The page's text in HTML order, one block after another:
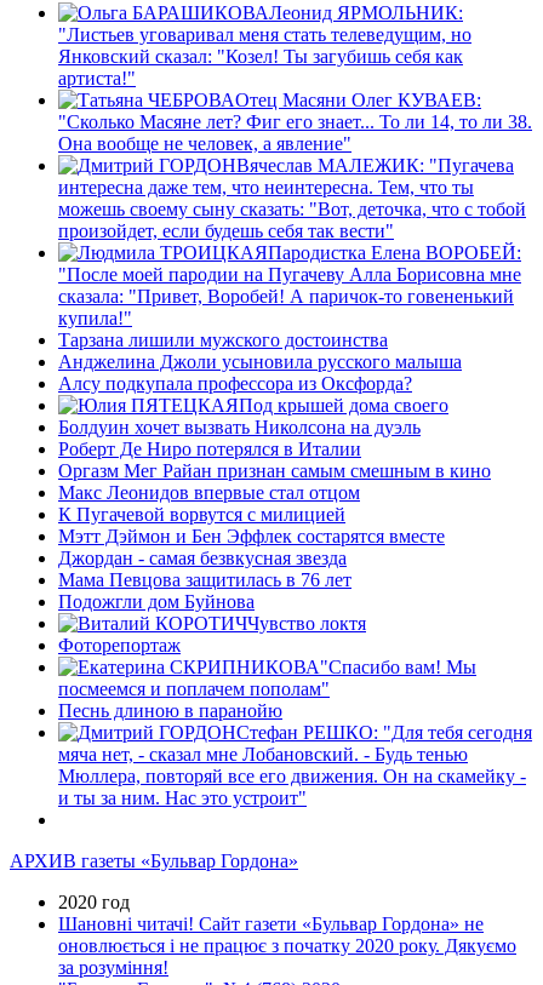
Леонид ЯРМОЛЬНИК:
"Листьев уговаривал меня стать телеведущим, но
Янковский сказал: "Козел! Ты загубишь себя как
артиста!"
Отец Масяни Олег КУВАЕВ:
"Сколько Масяне лет? Фиг его знает... То ли 14, то ли 38.
Она вообще не человек, а явление"
Вячеслав МАЛЕЖИК: "Пугачева
интересна даже тем, что неинтересна. Тем, что ты
можешь своему сыну сказать: "Вот, деточка, что с тобой
произойдет, если будешь себя так вести"
Пародистка Елена ВОРОБЕЙ:
"После моей пародии на Пугачеву Алла Борисовна мне
сказала: "Привет, Воробей! А паричок-то говененький
купила!"
Тарзана лишили мужского достоинства
Анджелина Джоли усыновила русского малыша
Алсу подкупала профессора из Оксфорда?
Под крышей дома своего
Болдуин хочет вызвать Николсона на дуэль
Роберт Де Ниро потерялся в Италии
Оргазм Мег Райан признан самым смешным в кино
Макс Леонидов впервые стал отцом
К Пугачевой ворвутся с милицией
Мэтт Дэймон и Бен Эффлек состарятся вместе
Джордан - самая безвкусная звезда
Мама Певцова защитилась в 76 лет
Подожгли дом Буйнова
Чувство локтя
Фоторепортаж
"Спасибо вам! Мы
посмеемся и поплачем пополам"
Песнь длиною в паранойю
Стефан РЕШКО: "Для тебя сегодня
мяча нет, - сказал мне Лобановский. - Будь тенью
Мюллера, повторяй все его движения. Он на скамейку -
и ты за ним. Нас это устроит"
АРХИВ газеты «Бульвар Гордона»
2020 год
Шановні читачі! Сайт газети «Бульвар Гордона» не
оновлюється і не працює з початку 2020 року. Дякуємо
за розуміння!